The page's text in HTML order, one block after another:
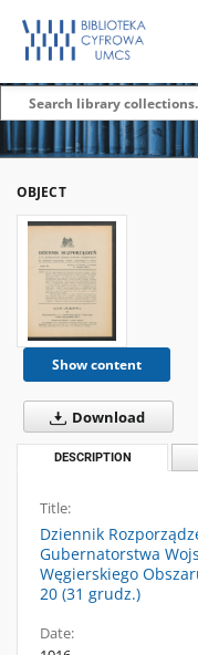
OBJECT
Show content
Download
DESCRIPTION
Title:
Dziennik
Gubernatorstwa
Węgierskiego
20 (31 grudz.)
Date: